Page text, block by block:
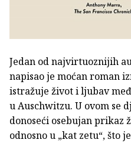
Jedan od najvirtuoznijih
napisao je moćan roman
istražuje život i ljubav
u Auschwitzu. U ovom se
donoseći osebujan prikaz
odnosno u „kat zetu“, što